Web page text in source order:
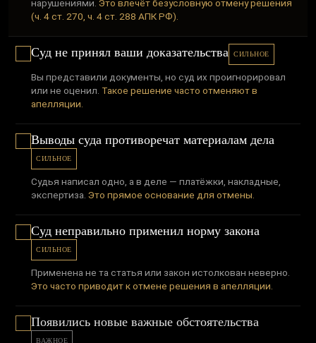
нарушениями.Это влечёт безусловную отмену решения
(ч. 4 ст. 270, ч. 4 ст. 288 АПК РФ).
Суд не принял ваши доказательства СИЛЬНОЕ
Вы представили документы, но суд их проигнорировал
или не оценил. Такое решение часто отменяют в
апелляции.
Выводы суда противоречат материалам дела
СИЛЬНОЕ
Судья написал одно, а в деле — платёжки, накладные,
экспертиза.Это прямое основание для отмены.
Суд неправильно применил норму закона
СИЛЬНОЕ
Применена не та статья или закон истолкован неверно.
Это часто приводит к отмене решения в апелляции.
Появились новые важные обстоятельства
ВАЖНОЕ